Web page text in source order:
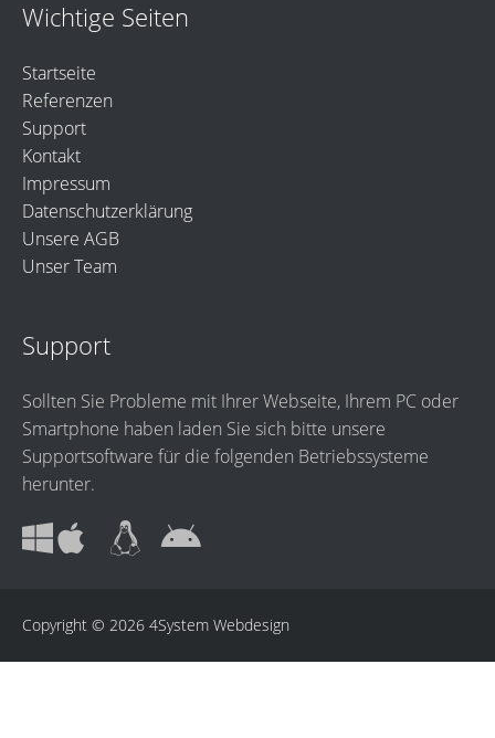
Wichtige Seiten
Startseite
Referenzen
Support
Kontakt
Impressum
Datenschutzerklärung
Unsere AGB
Unser Team
Support
Sollten Sie Probleme mit Ihrer Webseite, Ihrem PC oder
Smartphone haben laden Sie sich bitte unsere
Supportsoftware für die folgenden Betriebssysteme
herunter.
Copyright © 2026 4System Webdesign